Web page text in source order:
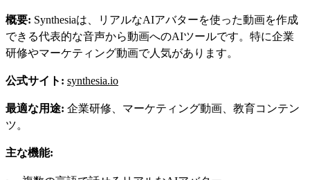
概要: Synthesiaは、リアルなAIアバターを使った動画を作成
できる代表的な音声から動画へのAIツールです。特に企業
研修やマーケティング動画で人気があります。
公式サイト: synthesia.io
最適な用途: 企業研修、マーケティング動画、教育コンテン
ツ。
主な機能: